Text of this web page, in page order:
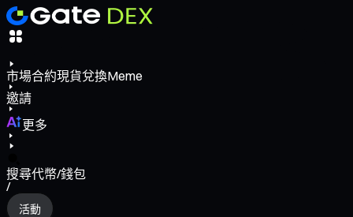
市場合約現貨兌換Meme
邀請
更多
搜尋代幣/錢包
/
活動